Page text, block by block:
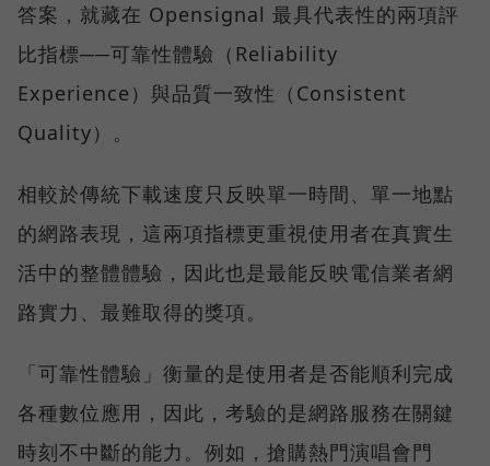
答案，就藏在 Opensignal 最具代表性的兩項評
比指標──可靠性體驗（Reliability
Experience）與品質一致性（Consistent
Quality）。
相較於傳統下載速度只反映單一時間、單一地點
的網路表現，這兩項指標更重視使用者在真實生
活中的整體體驗，因此也是最能反映電信業者網
路實力、最難取得的獎項。
「可靠性體驗」衡量的是使用者是否能順利完成
各種數位應用，因此，考驗的是網路服務在關鍵
時刻不中斷的能力。例如，搶購熱門演唱會門